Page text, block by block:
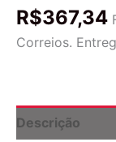
100
-
Energia
R$367,34
Correios.
Descrição